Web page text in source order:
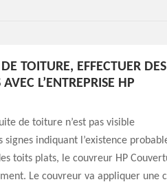
TOITURE, EFFECTUER DES
L’ENTREPRISE HP
de toiture n’est pas visible
indiquant l’existence
toits plats, le couvreur HP
Le couvreur va appliquer une